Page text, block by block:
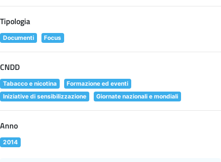
Tipologia
Documenti Focus
CNDD
Tabacco e nicotina
Formazione ed eventi
Iniziative di sensibilizzazione
Giornate nazionali e mondiali
Anno
2014